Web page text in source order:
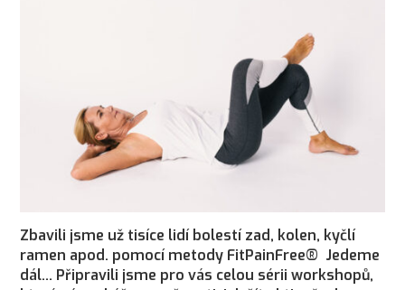
Zbavili jsme už tisíce lidí bolestí zad, kolen, kyčlí
ramen apod. pomocí metody FitPainFree® Jedeme
dál… Připravili jsme pro vás celou sérii workshopů,